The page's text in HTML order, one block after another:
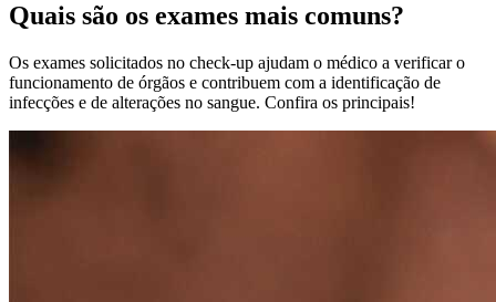
Quais são os exames mais comuns?
Os exames solicitados no check-up ajudam o médico a verificar o
funcionamento de órgãos e contribuem com a identificação de
infecções e de alterações no sangue. Confira os principais!